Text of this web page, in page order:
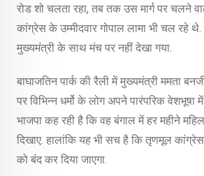
रोड शो चलता रहा, तब तक उस मार्ग पर चलने
कांग्रेस के उम्मीदवार गोपाल लामा भी चल रहे
मुख्यमंत्री के साथ मंच पर नहीं देखा गया.
बाघाजतिन पार्क की रैली में मुख्यमंत्री ममता
पर विभिन्न धर्मो के लोग अपने पारंपरिक
भाजपा कह रही है कि वह बंगाल में हर महीने
दिखाए. हालांकि यह भी सच है कि तृणमूल
को बंद कर दिया जाएगा.